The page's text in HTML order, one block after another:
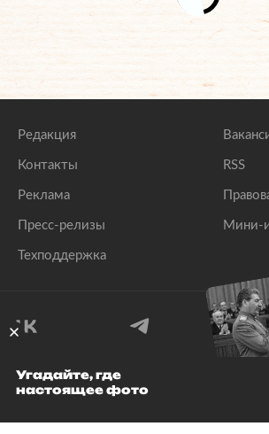
Редакция
Контакты
Реклама
Пресс-релизы
Техподдержка
RSS
Мини-
© 1999–2026 Все права защищены.
Угадайте, где
настоящее фото